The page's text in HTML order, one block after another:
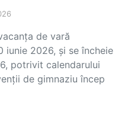
de vară
iunie 2026, și se încheie
potrivit calendarului
de gimnaziu încep